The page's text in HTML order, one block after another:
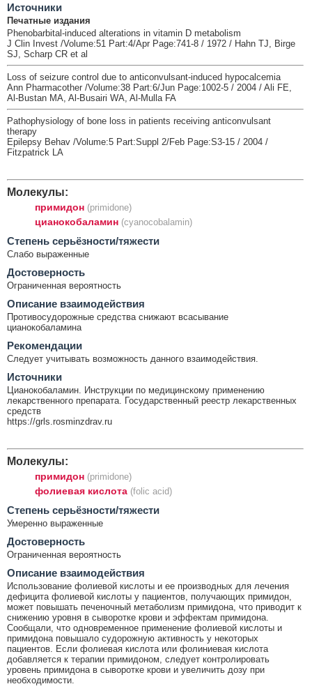
Источники
Печатные издания
Phenobarbital-induced alterations in vitamin D metabolism
J Clin Invest /Volume:51 Part:4/Apr Page:741-8 / 1972 / Hahn TJ, Birge
SJ, Scharp CR et al
Loss of seizure control due to anticonvulsant-induced hypocalcemia
Ann Pharmacother /Volume:38 Part:6/Jun Page:1002-5 / 2004 / Ali FE,
Al-Bustan MA, Al-Busairi WA, Al-Mulla FA
Pathophysiology of bone loss in patients receiving anticonvulsant
therapy
Epilepsy Behav /Volume:5 Part:Suppl 2/Feb Page:S3-15 / 2004 /
Fitzpatrick LA
Молекулы:
примидон (primidone)
цианокобаламин (cyanocobalamin)
Cтепень серьёзности/тяжести
Слабо выраженные
Достоверность
Ограниченная вероятность
Описание взаимодействия
Противосудорожные средства снижают всасывание
цианокобаламина
Рекомендации
Следует учитывать возможность данного взаимодействия.
Источники
Цианокобаламин. Инструкции по медицинскому применению
лекарственного препарата. Государственный реестр лекарственных
средств
https://grls.rosminzdrav.ru
Молекулы:
примидон (primidone)
фолиевая кислота (folic acid)
Cтепень серьёзности/тяжести
Умеренно выраженные
Достоверность
Ограниченная вероятность
Описание взаимодействия
Использование фолиевой кислоты и ее производных для лечения
дефицита фолиевой кислоты у пациентов, получающих примидон,
может повышать печеночный метаболизм примидона, что приводит к
снижению уровня в сыворотке крови и эффектам примидона.
Сообщали, что одновременное применение фолиевой кислоты и
примидона повышало судорожную активность у некоторых
пациентов. Если фолиевая кислота или фолиниевая кислота
добавляется к терапии примидоном, следует контролировать
уровень примидона в сыворотке крови и увеличить дозу при
необходимости.